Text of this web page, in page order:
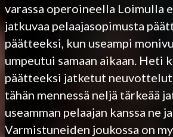
varassa operoineella Loimulla
jatkuvaa pelaajasopimusta
päätteeksi, kun useampi
umpeutui samaan aikaan. Heti
päätteeksi jatketut
tähän mennessä neljä tärkeää
useamman pelaajan kanssa ne
Varmistuneiden joukossa on